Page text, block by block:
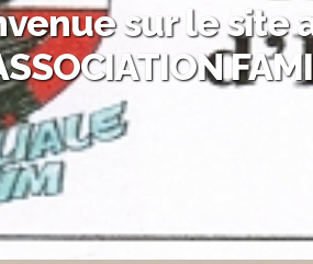
sur le site